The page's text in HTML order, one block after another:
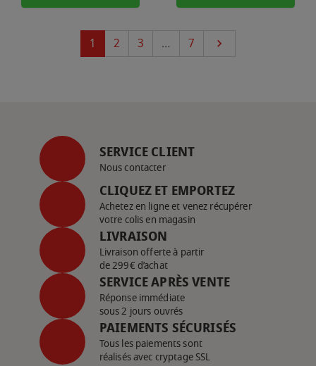
1 2 3 … 7 Suivant

SERVICE CLIENT
Nous contacter
CLIQUEZ ET EMPORTEZ
Achetez en ligne et venez récupérer
votre colis en magasin
LIVRAISON
Livraison offerte à partir
de 299€ d’achat
SERVICE APRÈS VENTE
Réponse immédiate
sous 2 jours ouvrés
PAIEMENTS SÉCURISÉS
Tous les paiements sont
réalisés avec cryptage SSL